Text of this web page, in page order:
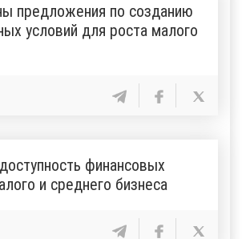
предложения по созданию
условий для роста малого
финансовых
и среднего бизнеса